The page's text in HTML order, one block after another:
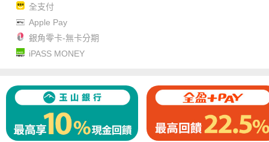
全支付
Apple Pay
銀角零卡-無卡分期
iPASS MONEY